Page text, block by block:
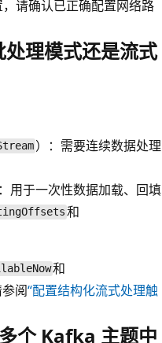
请确认已正确配置网络路
理模式还是流式
）：需要连续数据处理
用于一次性数据加载、回填
和
和
阅“配置结构化流式处理触
个 Kafka 主题中